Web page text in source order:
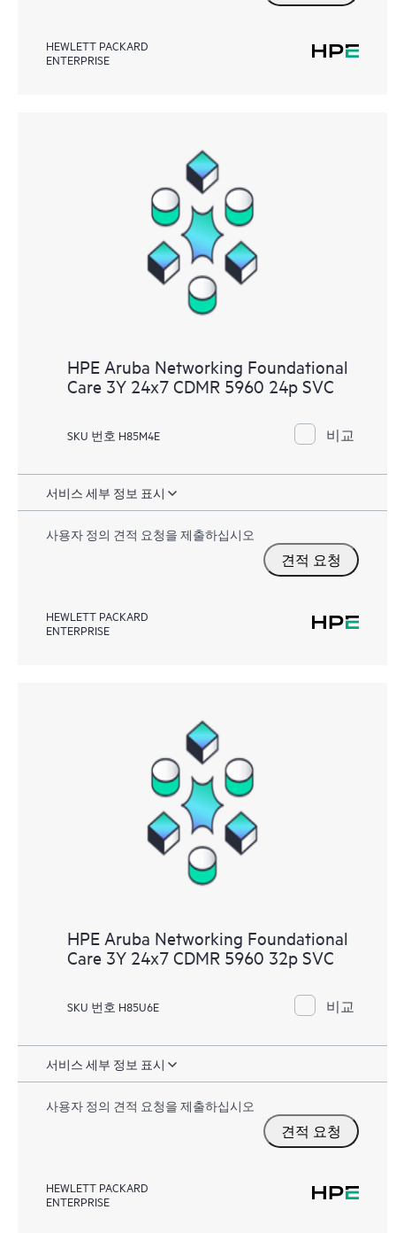
HEWLETT PACKARD
ENTERPRISE
HPE Aruba Networking Foundational
Care 3Y 24x7 CDMR 5960 24p SVC
SKU 번호 H85M4E 비교
서비스 세부 정보 표시
사용자 정의 견적 요청을 제출하십시오
견적 요청
HEWLETT PACKARD
ENTERPRISE
HPE Aruba Networking Foundational
Care 3Y 24x7 CDMR 5960 32p SVC
SKU 번호 H85U6E 비교
서비스 세부 정보 표시
사용자 정의 견적 요청을 제출하십시오
견적 요청
HEWLETT PACKARD
ENTERPRISE